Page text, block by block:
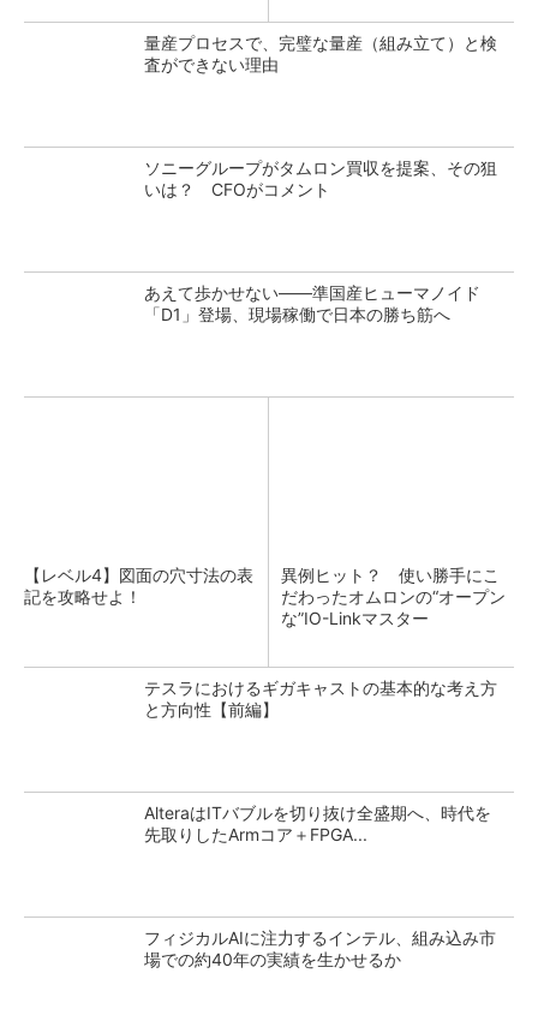
量産プロセスで、完璧な量産（組み立て）と検
査ができない理由
ソニーグループがタムロン買収を提案、その狙
いは？ CFOがコメント
あえて歩かせない――準国産ヒューマノイド
「D1」登場、現場稼働で日本の勝ち筋へ
【レベル4】図面の穴寸法の表
記を攻略せよ！
異例ヒット？ 使い勝手にこ
だわったオムロンの“オープン
な”IO-Linkマスター
テスラにおけるギガキャストの基本的な考え方
と方向性【前編】
AlteraはITバブルを切り抜け全盛期へ、時代を
先取りしたArmコア＋FPGA...
フィジカルAIに注力するインテル、組み込み市
場での約40年の実績を生かせるか